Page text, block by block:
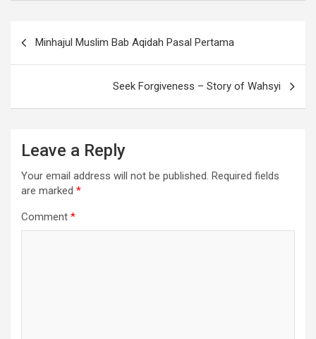
navigation
Minhajul Muslim Bab Aqidah Pasal Pertama
Seek Forgiveness – Story of Wahsyi
Leave a Reply
Your email address will not be published. Required fields
are marked *
Comment *